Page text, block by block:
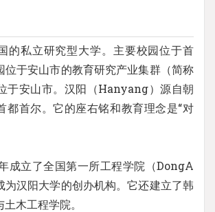
的私立研究型大学。主要校园位于首
位于安山市的教育研究产业集群（简称
于安山市。汉阳（Hanyang）源自朝
都首尔。它的座右铭和教育理念是“对
成立了全国第一所工程学院（DongA
为汉阳大学的创办机构。它还建立了韩
木工程学院。